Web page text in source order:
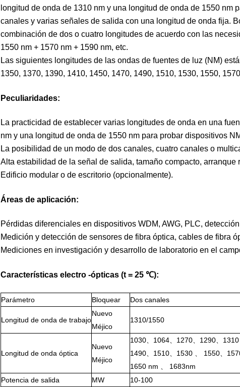
longitud de onda de 1310 nm y una longitud de onda de 1550
canales y varias señales de salida con una longitud de onda fija.
combinación de dos o cuatro longitudes de acuerdo con las
1550 nm + 1570 nm + 1590 nm, etc.
Las siguientes longitudes de las ondas de fuentes de luz (NM)
1350, 1370, 1390, 1410, 1450, 1470, 1490, 1510, 1530, 1550,
Peculiaridades:
La practicidad de establecer varias longitudes de onda en una
nm y una longitud de onda de 1550 nm para probar dispositivos
La posibilidad de un modo de dos canales, cuatro canales o
Alta estabilidad de la señal de salida, tamaño compacto, arranque
Edificio modular o de escritorio (opcionalmente).
Áreas de aplicación:
Pérdidas diferenciales en dispositivos WDM, AWG, PLC,
Medición y detección de sensores de fibra óptica, cables de fibra
Mediciones en investigación y desarrollo de laboratorio en el
Características electro -ópticas (t = 25 ℃):
Parámetro Bloquear Dos canales
Longitud de onda de trabajo
Nuevo
Méjico
1310/1550
Longitud de onda óptica
Nuevo
Méjico
1030、1064、1270、1290、
1490、1510、1530 、 1550、
1650 nm 、 1683nm
Potencia de salida MW 10-100